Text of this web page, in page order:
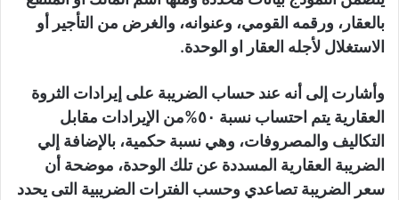
بالعقار، ورقمه القومي، وعنوانه، والغرض من التأجير أو
الاستغلال لأجله العقار او الوحدة.
وأشارت إلى أنه عند حساب الضريبة على إيرادات الثروة
العقارية يتم احتساب نسبة ٥٠%من الإيرادات مقابل
التكاليف والمصروفات، وهي نسبة حكمية، بالإضافة إلي
الضريبة العقارية المسددة عن تلك الوحدة، موضحة أن
سعر الضريبة تصاعدي وحسب الفترات الضريبية التى يحدد